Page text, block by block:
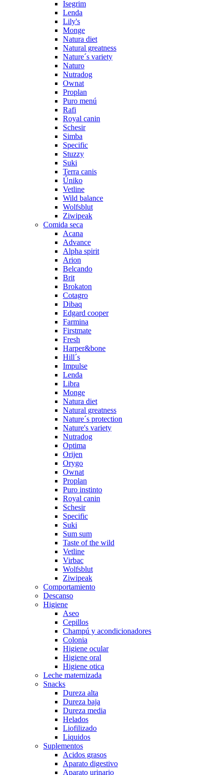
Isegrim
Lenda
Lily's
Monge
Natura diet
Natural greatness
Nature´s variety
Naturo
Nutradog
Ownat
Proplan
Puro menú
Rafi
Royal canin
Schesir
Simba
Specific
Stuzzy
Suki
Terra canis
Úniko
Vetline
Wild balance
Wolfsblut
Ziwipeak
Comida seca
Acana
Advance
Alpha spirit
Arion
Belcando
Brit
Brokaton
Cotagro
Dibaq
Edgard cooper
Farmina
Firstmate
Fresh
Harper&bone
Hill´s
Impulse
Lenda
Libra
Monge
Natura diet
Natural greatness
Nature´s protection
Nature's variety
Nutradog
Optima
Orijen
Orygo
Ownat
Proplan
Puro instinto
Royal canin
Schesir
Specific
Suki
Sum sum
Taste of the wild
Vetline
Virbac
Wolfsblut
Ziwipeak
Comportamiento
Descanso
Higiene
Aseo
Cepillos
Champú y acondicionadores
Colonia
Higiene ocular
Higiene oral
Higiene otica
Leche maternizada
Snacks
Dureza alta
Dureza baja
Dureza media
Helados
Liofilizado
Liquidos
Suplementos
Acidos grasos
Aparato digestivo
Aparato urinario